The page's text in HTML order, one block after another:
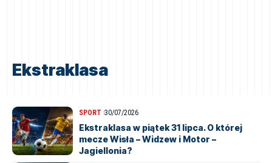
Ekstraklasa
SPORT 30/07/2026
Ekstraklasa w piątek 31 lipca. O której
mecze Wisła – Widzew i Motor –
Jagiellonia?